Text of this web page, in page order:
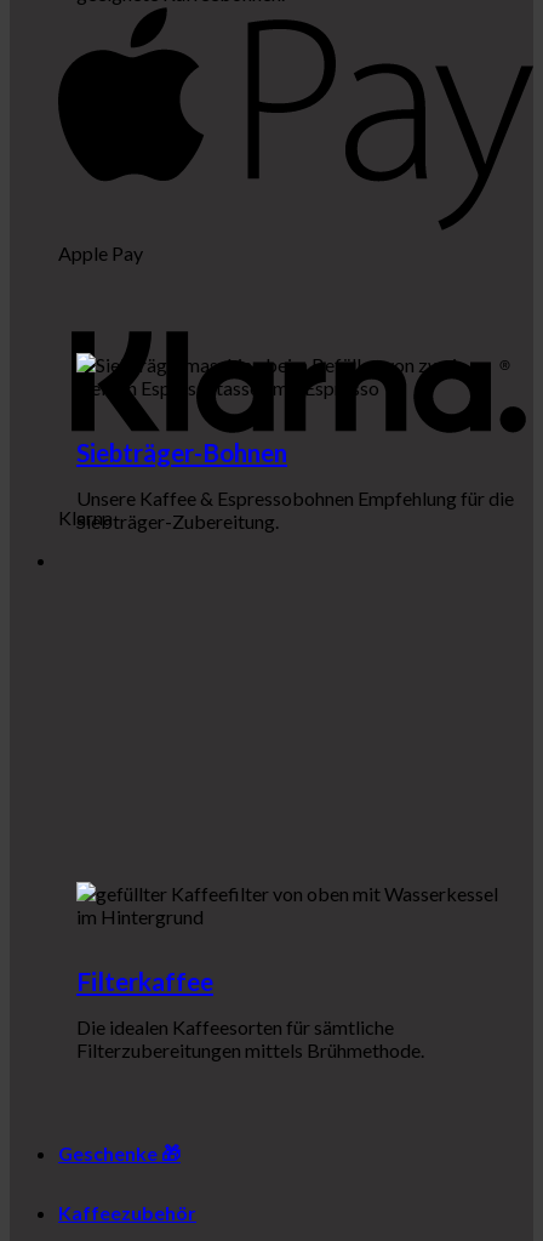
Apple Pay
Klarna
Siebträger-Bohnen
Unsere Kaffee & Espressobohnen Empfehlung für die
Siebträger-Zubereitung.
Filterkaffee
Die idealen Kaffeesorten für sämtliche
Filterzubereitungen mittels Brühmethode.
Geschenke 🎁
Kaffeezubehör